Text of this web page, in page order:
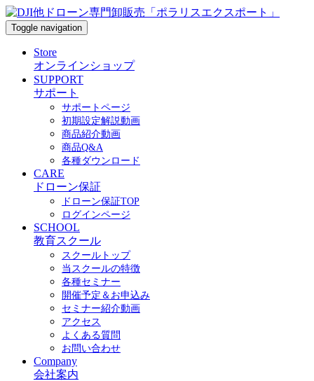
Toggle navigation
Store
オンラインショップ
SUPPORT
サポート
サポートページ
初期設定解説動画
商品紹介動画
商品Q&A
各種ダウンロード
CARE
ドローン保証
ドローン保証TOP
ログインページ
SCHOOL
教育スクール
スクールトップ
当スクールの特徴
各種セミナー
開催予定＆お申込み
セミナー紹介動画
アクセス
よくある質問
お問い合わせ
Company
会社案内